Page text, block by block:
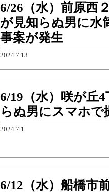
6/26（水）前原西
が見知らぬ男に水
事案が発生
2024.7.13
6/19（水）咲が丘
らぬ男にスマホで
2024.7.1
6/12（水）船橋市